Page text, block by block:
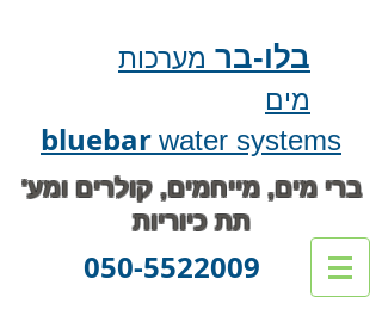
בלו-בר מערכות
מים
bluebar water systems
ברי מים, מייחמים, קולרים ומע'
תת כיוריות
050-5522009